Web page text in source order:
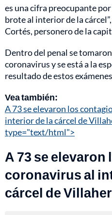
es una cifra preocupante
brote al interior de la
Cortés, personero de la
Dentro del penal se
coronavirus y se está a la
resultado de estos
Vea también:
A 73 se elevaron los
interior de la cárcel de
type="text/html">
A 73 se
coronavirus al
cárcel de